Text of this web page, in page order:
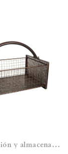
Organización y almacenamiento